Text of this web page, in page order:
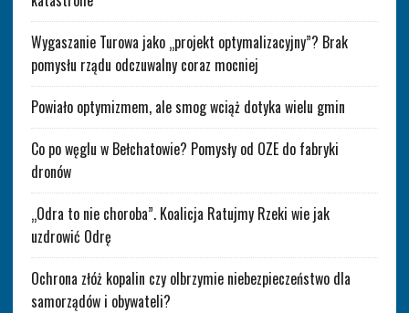
Wygaszanie Turowa jako „projekt optymalizacyjny”? Brak
pomysłu rządu odczuwalny coraz mocniej
Powiało optymizmem, ale smog wciąż dotyka wielu gmin
Co po węglu w Bełchatowie? Pomysły od OZE do fabryki
dronów
„Odra to nie choroba”. Koalicja Ratujmy Rzeki wie jak
uzdrowić Odrę
Ochrona złóż kopalin czy olbrzymie niebezpieczeństwo dla
samorządów i obywateli?